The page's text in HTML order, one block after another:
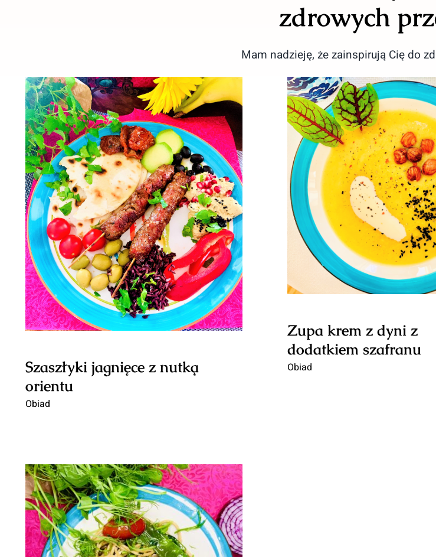
zdrowych
Mam nadzieję, że zainspirują Cię do
Szaszłyki jagnięce z nutką
orientu
Szaszłyki jagnięce z nutką
orientu
Obiad
Zupa krem z dyni z
szafranu
Zupa krem z dyni z
dodatkiem szafranu
Obiad